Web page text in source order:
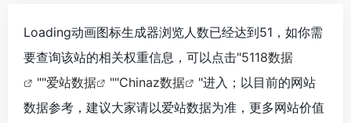
Loading动画图标生成器浏览人数已经达到51，如你需
要查询该站的相关权重信息，可以点击"5118数据
""爱站数据 ""Chinaz数据
"进入；以目前的网站
数据参考，建议大家请以爱站数据为准，更多网站价值